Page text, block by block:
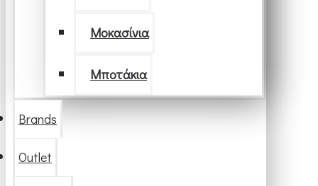
Μοκασίνια
Μποτάκια
Brands
Outlet